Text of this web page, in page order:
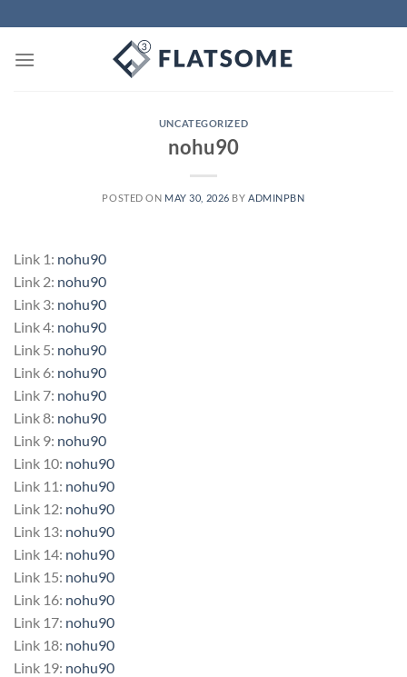
to
content
UNCATEGORIZED
nohu90
POSTED ON MAY 30, 2026 BY ADMINPBN
Link 1: nohu90
Link 2: nohu90
Link 3: nohu90
Link 4: nohu90
Link 5: nohu90
Link 6: nohu90
Link 7: nohu90
Link 8: nohu90
Link 9: nohu90
Link 10: nohu90
Link 11: nohu90
Link 12: nohu90
Link 13: nohu90
Link 14: nohu90
Link 15: nohu90
Link 16: nohu90
Link 17: nohu90
Link 18: nohu90
Link 19: nohu90